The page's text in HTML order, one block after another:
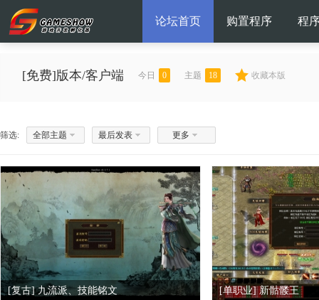
论坛首页 购置程序 程
[免费]版本/客户端 今日 0 主题 18 收藏本版
筛选: 全部主题 最后发表 更多
[复古] 九流派、技能铭文 [单职业] 新骷髅王